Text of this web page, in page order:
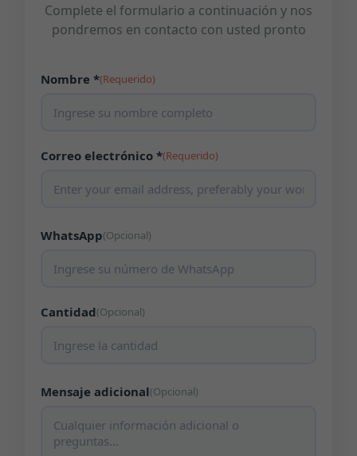
Complete el formulario a continuación y nos
pondremos en contacto con usted pronto
Nombre *(Requerido)
Correo electrónico *(Requerido)
WhatsApp(Opcional)
Cantidad(Opcional)
Mensaje adicional(Opcional)